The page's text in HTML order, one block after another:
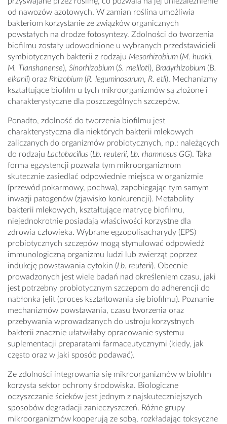
od nawozów azotowych. W zamian roślina umożliwia
bakteriom korzystanie ze związków organicznych
powstałych na drodze fotosyntezy. Zdolności do tworzenia
biofilmu zostały udowodnione u wybranych przedstawicieli
symbiotycznych bakterii z rodzaju Mesorhizobium (M. huakii,
M. Tianshanense), Sinorhizobium (S. meliloti), Bradyrhizobium (B.
elkanii) oraz Rhizobium (R. leguminosarum, R. etli). Mechanizmy
kształtujące biofilm u tych mikroorganizmów są złożone i
charakterystyczne dla poszczególnych szczepów.
Ponadto, zdolność do tworzenia biofilmu jest
charakterystyczna dla niektórych bakterii mlekowych
zaliczanych do organizmów probiotycznych, np.: należących
do rodzaju Lactobacillus (Lb. reuterii, Lb. rhamnosus GG). Taka
forma egzystencji pozwala tym mikroorganizmom
skutecznie zasiedlać odpowiednie miejsca w organizmie
(przewód pokarmowy, pochwa), zapobiegając tym samym
inwazji patogenów (zjawisko konkurencji). Metabolity
bakterii mlekowych, kształtujące matrycę biofilmu,
niejednokrotnie posiadają właściwości korzystne dla
zdrowia człowieka. Wybrane egzopolisacharydy (EPS)
probiotycznych szczepów mogą stymulować odpowiedź
immunologiczną organizmu ludzi lub zwierząt poprzez
indukcję powstawania cytokin (Lb. reuterii). Obecnie
prowadzonych jest wiele badań nad określeniem czasu, jaki
jest potrzebny probiotycznym szczepom do adherencji do
nabłonka jelit (proces kształtowania się biofilmu). Poznanie
mechanizmów powstawania, czasu tworzenia oraz
przebywania wprowadzanych do ustroju korzystnych
bakterii znacznie ułatwiłaby opracowanie systemu
suplementacji preparatami farmaceutycznymi (kiedy, jak
często oraz w jaki sposób podawać).
Ze zdolności integrowania się mikroorganizmów w biofilm
korzysta sektor ochrony środowiska. Biologiczne
oczyszczanie ścieków jest jednym z najskuteczniejszych
sposobów degradacji zanieczyszczeń. Różne grupy
mikroorganizmów kooperują ze sobą, rozkładając toksyczne